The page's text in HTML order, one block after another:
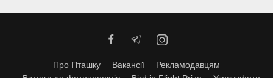
Про Пташку Вакансії
Рекламодавцям